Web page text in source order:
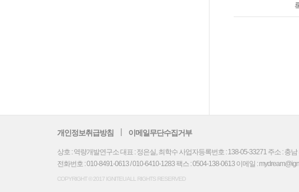
개인정보취급방침 이메일무단수집거부
상호 : 역량개발연구소 대표 : 정은실, 최학수 사업자등록번호 : 138-05-33271 주소 : 충
전화번호 : 010-8491-0613 / 010-6410-1283 팩스 : 0504-138-0613 이메일 :
COPYRIGHT © 2017 IGNITEU ALL RIGHTS RESERVED